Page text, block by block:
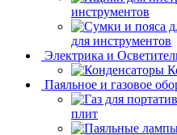
инструментов
для инструментов
Электрика и
Паяльное и газовое
плит